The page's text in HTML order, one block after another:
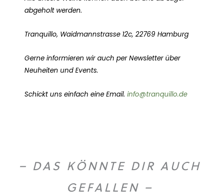
abgeholt werden.
Tranquillo, Waidmannstrasse 12c, 22769 Hamburg
Gerne informieren wir auch per Newsletter über
Neuheiten und Events.
Schickt uns einfach eine Email. info@tranquillo.de
– DAS KÖNNTE DIR AUCH
GEFALLEN –